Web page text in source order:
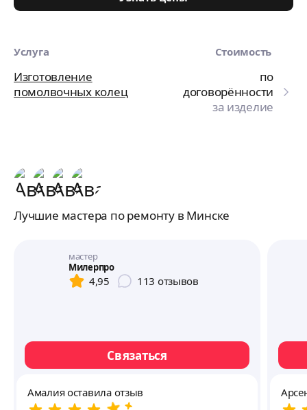
Услуга Стоимость
Изготовление
помолвочных колец
по
договорённости
за изделие
Лучшие мастера по ремонту в Минске
мастер
Милерпро
4,95 113 отзывов
Связаться
Амалия оставила отзыв